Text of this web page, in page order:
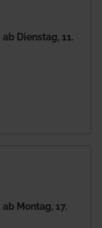
ab Dienstag, 11.
ab Montag, 17.